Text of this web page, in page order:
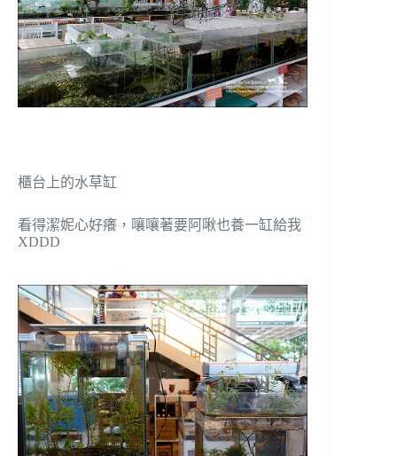
櫃台上的水草缸
看得潔妮心好癢，嚷嚷著要阿啾也養一缸給我
XDDD